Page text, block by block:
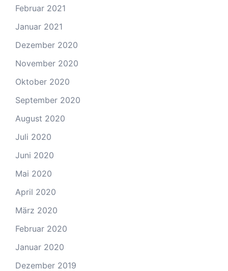
Februar 2021
Januar 2021
Dezember 2020
November 2020
Oktober 2020
September 2020
August 2020
Juli 2020
Juni 2020
Mai 2020
April 2020
März 2020
Februar 2020
Januar 2020
Dezember 2019